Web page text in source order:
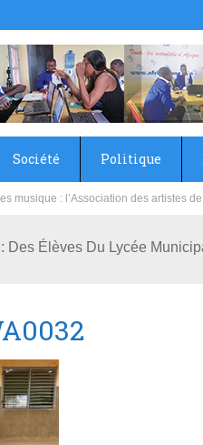
Société Politique
Russie rénove les écoles primaire
Des Élèves Du Lycée